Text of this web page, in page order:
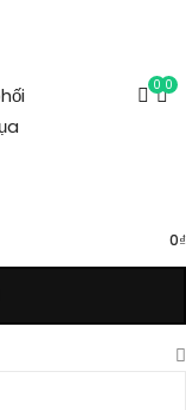
0
0
0₫